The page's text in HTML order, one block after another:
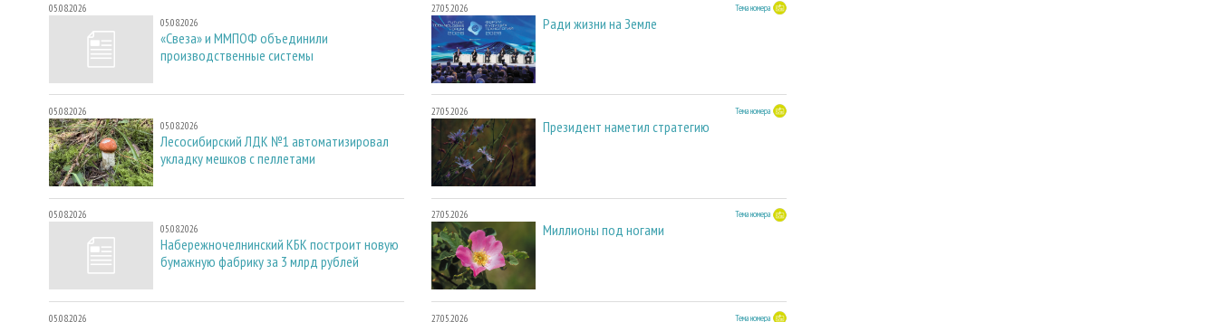
05.08.2026
05.08.2026
«Свеза» и ММПОФ объединили
производственные системы
05.08.2026
05.08.2026
Лесосибирский ЛДК №1 автоматизировал
укладку мешков с пеллетами
05.08.2026
05.08.2026
Набережночелнинский КБК построит новую
бумажную фабрику за 3 млрд рублей
05.08.2026
27.05.2026 Тема номера
Ради жизни на Земле
27.05.2026 Тема номера
Президент наметил стратегию
27.05.2026 Тема номера
Миллионы под ногами
27.05.2026 Тема номера